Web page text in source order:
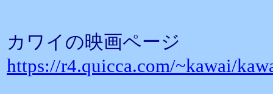
カワイの映画ページ
https://r4.quicca.com/~kawai/